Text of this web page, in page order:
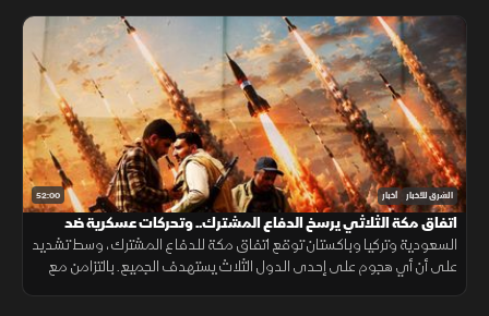
52:00 الشرق للأخبار أخبار
اتفاق مكة الثلاثي يرسخ الدفاع المشترك.. وتحركات عسكرية ضد
الحوثيين
السعودية وتركيا وباكستان توقع اتفاق مكة للدفاع المشترك، وسط تشديد
على أن أي هجوم على إحدى الدول الثلاث يستهدف الجميع. بالتزامن مع